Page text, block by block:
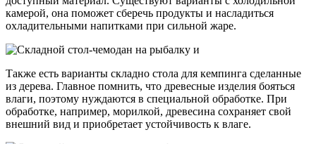
камерой, она поможет сберечь продукты и насладиться
охладительными напитками при сильной жаре.
Также есть варианты складно стола для кемпинга сделанные
из дерева. Главное помнить, что древесные изделия бояться
влаги, поэтому нуждаются в специальной обработке. При
обработке, например, морилкой, древесина сохраняет свой
внешний вид и приобретает устойчивость к влаге.